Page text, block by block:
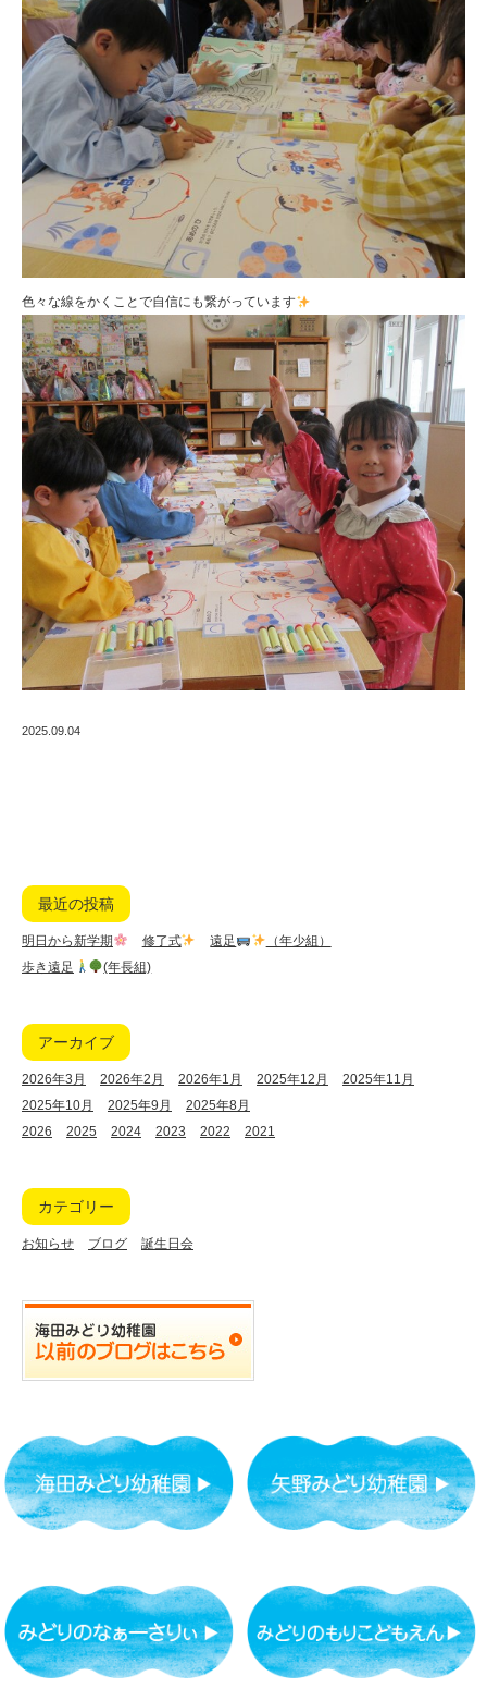
色々な線をかくことで自信にも繋がっています
2025.09.04
最近の投稿
明日から新学期 修了式 遠足
（年少組）
歩き遠足
(年長組)
アーカイブ
2026年3月 2026年2月 2026年1月 2025年12月
2025年11月
2025年10月
2025年9月
2025年8月
2026
2025 2024 2023 2022 2021
カテゴリー
お知らせ ブログ 誕生日会